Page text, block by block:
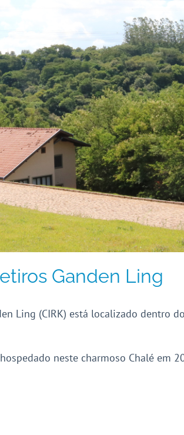
Ganden Ling
Ling (CIRK) está localizado dentro
neste charmoso Chalé em